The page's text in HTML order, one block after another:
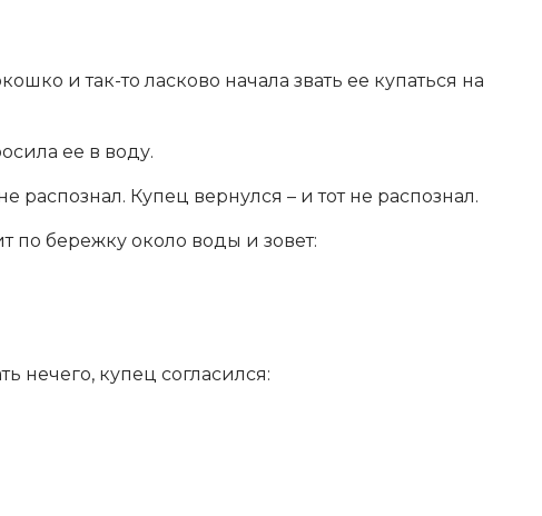
и так-то ласково начала звать ее купаться на
ее в воду.
Купец вернулся – и тот не распознал.
по бережку около воды и зовет:
нечего, купец согласился: